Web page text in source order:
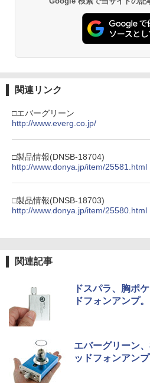
関連リンク
□エバーグリーン
http://www.everg.co.jp/
□製品情報(DNSB-18704)
http://www.donya.jp/item/25581.html
□製品情報(DNSB-18703)
http://www.donya.jp/item/25580.html
関連記事
ドスパラ、胸ポ
ドフォンアンプ
エバーグリーン
ッドフォンアンプ